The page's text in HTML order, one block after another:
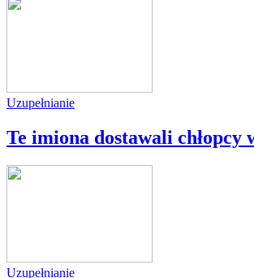
Uzupełnianie
Te imiona dostawali chłopcy
Uzupełnianie